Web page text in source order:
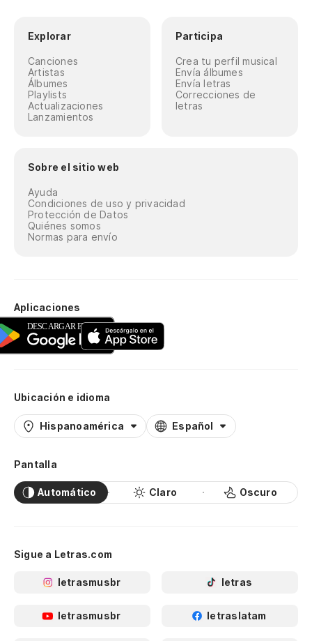
Explorar
Canciones
Artistas
Álbumes
Playlists
Actualizaciones
Lanzamientos
Participa
Crea tu perfil musical
Envía álbumes
Envía letras
Correcciones de
letras
Sobre el sitio web
Ayuda
Condiciones de uso y privacidad
Protección de Datos
Quiénes somos
Normas para envío
Aplicaciones
Ubicación e idioma
Hispanoamérica Español
Pantalla
Automático Claro Oscuro
Sigue a Letras.com
letrasmusbr letras
letrasmusbr letraslatam